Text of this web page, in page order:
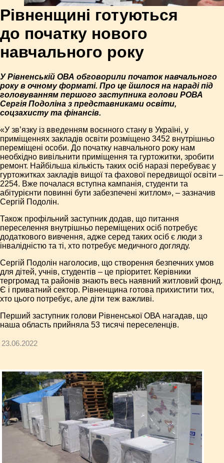
Рівненщині готуються
до початку нового
навчального року
У Рівненській ОВА обговорили початок навчального
року в очному форматі. Про це йшлося на нараді під
головуванням першого заступника голови РОВА
Сергія Подоліна з представниками освіти,
соцзахисту та фінансів.
«У зв’язку із введенням воєнного стану в Україні, у
приміщеннях закладів освіти розміщено 3452 внутрішньо
переміщені особи. До початку навчального року нам
необхідно вивільнити приміщення та гуртожитки, зробити
ремонт. Найбільша кількість таких осіб наразі перебуває у
гуртожитках закладів вищої та фахової передвищої освіти –
2254. Вже почалася вступна кампанія, студенти та
абітурієнти повинні бути забезпечені житлом», – зазначив
Сергій Подолін.
Також профільний заступник додав, що питання
переселення внутрішньо переміщених осіб потребує
додаткового вивчення, адже серед таких осіб є люди з
інвалідністю та ті, хто потребує медичного догляду.
Сергій Подолін наголосив, що створення безпечних умов
для дітей, учнів, студентів – це пріоритет. Керівники
тергромад та районів знають весь наявний житловий фонд.
Є і приватний сектор. Рівненщина готова прихистити тих,
хто цього потребує, але діти теж важливі.
Перший заступник голови Рівненської ОВА нагадав, що
наша область прийняла 53 тисячі переселенців.
23.06.2022